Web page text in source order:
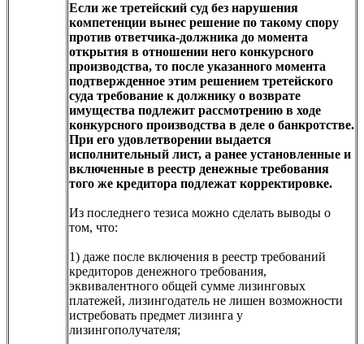
Если же третейский суд без нарушения
компетенции вынес решение по такому спору
против ответчика-должника до момента
открытия в отношении него конкурсного
производства, то после указанного момента
подтвержденное этим решением третейского
суда требование к должнику о возврате
имущества подлежит рассмотрению в ходе
конкурсного производства в деле о банкротстве.
При его удовлетворении выдается
исполнительный лист, а ранее установленные и
включенные в реестр денежные требования
того же кредитора подлежат корректировке.
Из последнего тезиса можно сделать выводы о
том, что:
1) даже после включения в реестр требований
кредиторов денежного требования,
эквивалентного общей сумме лизинговых
платежей, лизингодатель не лишен возможности
истребовать предмет лизинга у
лизингополучателя;